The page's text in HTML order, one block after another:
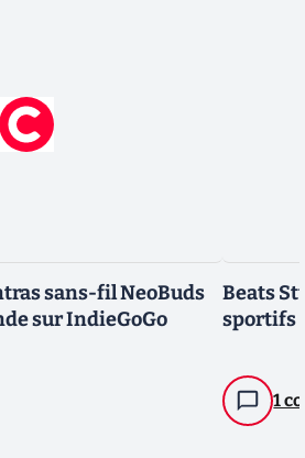
sans-fil NeoBuds
sur IndieGoGo
Beats
sportifs
1